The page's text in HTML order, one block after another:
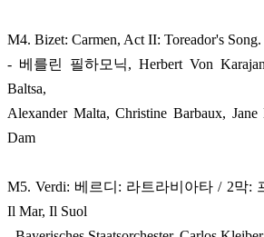
M4. Bizet: Carmen, Act II: Toreador's
- 베를린 필하모닉, Herbert Von
Baltsa,
Alexander Malta, Christine Barbaux,
Dam
M5. Verdi: 베르디: 라트라비아타 / 2막:
Il Mar, Il Suol